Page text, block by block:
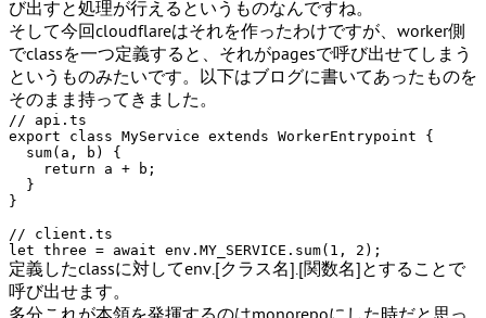
び出すと処理が行えるというものなんですね。
そして今回cloudflareはそれを作ったわけですが、worker側
でclassを一つ定義すると、それがpagesで呼び出せてしまう
というものみたいです。以下はブログに書いてあったものを
そのまま持ってきました。
// api.ts
export
class MyService extends WorkerEntrypoint {
sum( a, b ) {
return a + b;
  }
}
// client.ts
let three = await env. MY_SERVICE . sum( 1 , 2
定義したclassに対してenv.[クラス名].[関数名]とすることで
呼び出せます。